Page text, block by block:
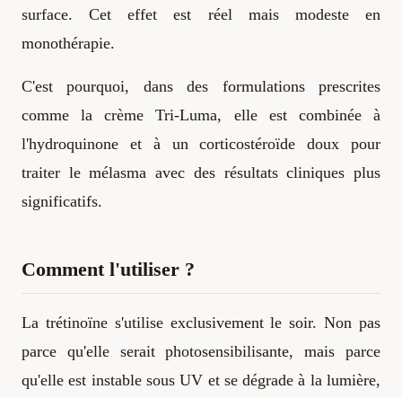
surface. Cet effet est réel mais modeste en
monothérapie.
C'est pourquoi, dans des formulations prescrites
comme la crème Tri-Luma, elle est combinée à
l'hydroquinone et à un corticostéroïde doux pour
traiter le mélasma avec des résultats cliniques plus
significatifs.
Comment l'utiliser ?
La trétinoïne s'utilise exclusivement le soir. Non pas
parce qu'elle serait photosensibilisante, mais parce
qu'elle est instable sous UV et se dégrade à la lumière,